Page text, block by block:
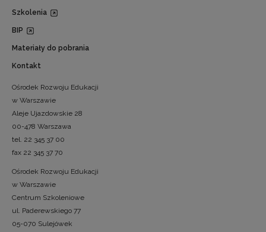
Szkolenia
BIP
Materiały do pobrania
Kontakt
Ośrodek Rozwoju Edukacji
w Warszawie
Aleje Ujazdowskie 28
00-478 Warszawa
tel. 22 345 37 00
fax 22 345 37 70
Ośrodek Rozwoju Edukacji
w Warszawie
Centrum Szkoleniowe
ul. Paderewskiego 77
05-070 Sulejówek